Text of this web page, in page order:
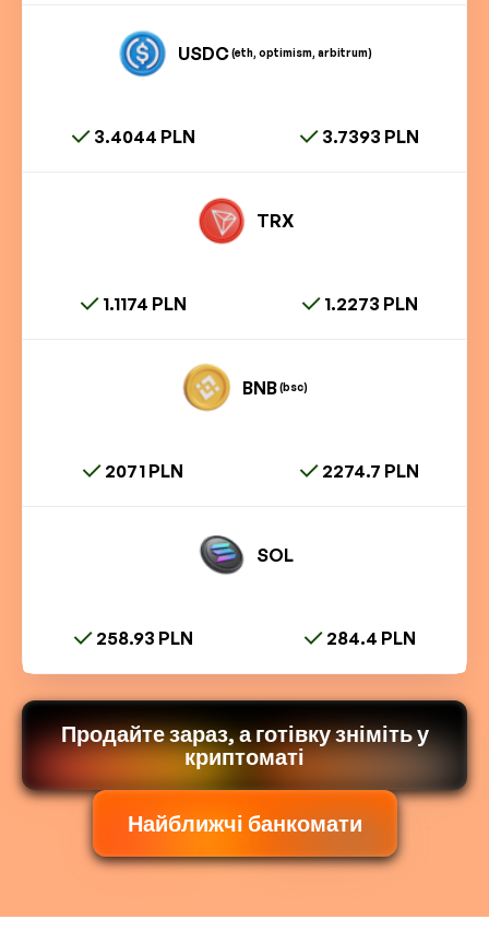
USDC(eth, optimism, arbitrum)
3.4044 PLN 3.7393 PLN
TRX
1.1174 PLN 1.2273 PLN
BNB(bsc)
2071 PLN 2274.7 PLN
SOL
258.93 PLN 284.4 PLN
Продайте зараз, а готівку зніміть у
криптоматі
Найближчі банкомати